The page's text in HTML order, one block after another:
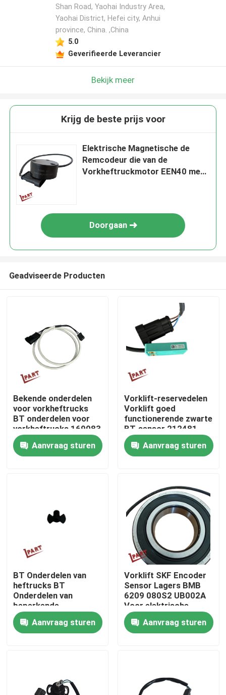
Thuis
Over ons
De Delen van de vorkheftruckbatterij
Het Wiel van de vorkheftruckaandrijving
Het Controlemechanisme van de vorkheftruckmotor
LEIDENE Vorkheftrucklichten
Shan Road, Yaohai Industry Area,
Yaohai District, Hefei city, Anhui
province, China. ,China
5.0
Geverifieerde Leverancier
Bekijk meer
Krijg de beste prijs voor
Elektrische Magnetische de
Remcodeur die van de
Vorkheftruckmotor EEN40 met
Doorgaan
Geadviseerde Producten
Bekende onderdelen
voor vorkheftrucks
BT onderdelen voor
vorkheftrucks 169083
Aanvraag sturen
Vorklift-reservedelen
Vorklift goed
functionerende zwarte
BT-sensor 212481-
015
Aanvraag sturen
BT Onderdelen van
heftrucks BT
Onderdelen van
beperkende
apparatuur 167830
Aanvraag sturen
Vorklift SKF Encoder
Sensor Lagers BMB
6209 080S2 UB002A
Voor elektrische
stapler
Aanvraag sturen